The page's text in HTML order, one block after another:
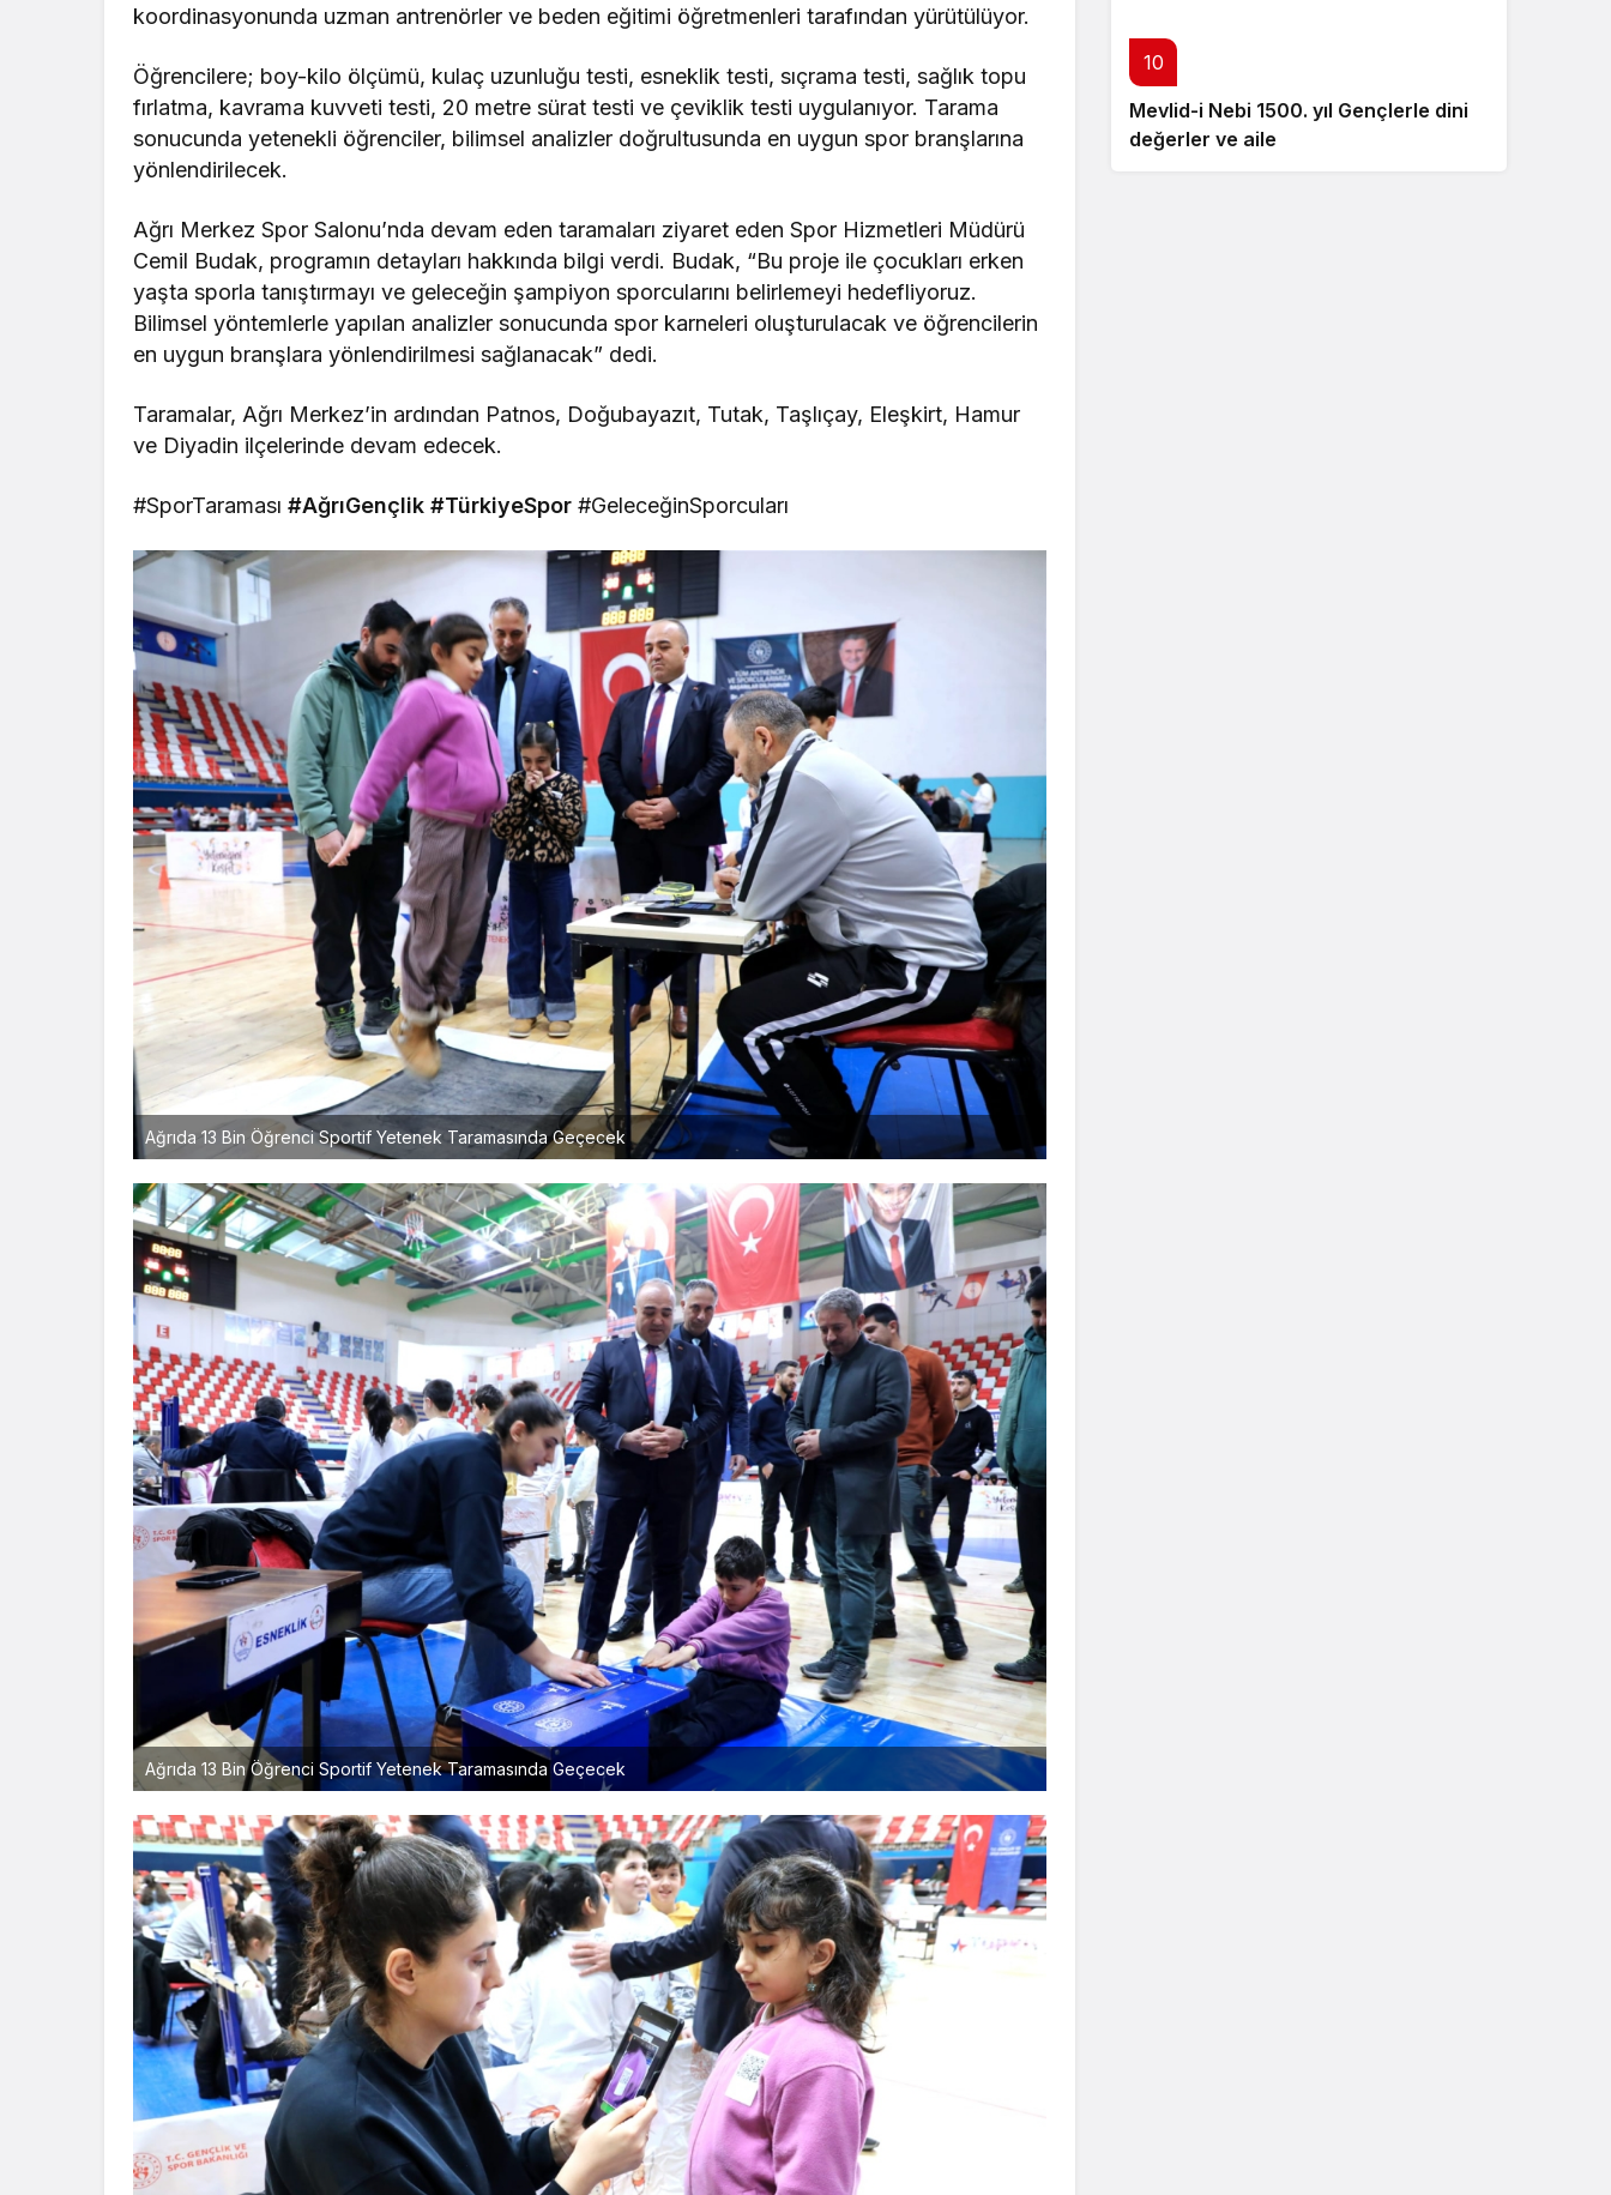
koordinasyonunda uzman antrenörler ve beden eğitimi öğretmenleri tarafından yürütülüyor.
Öğrencilere; boy-kilo ölçümü, kulaç uzunluğu testi, esneklik testi, sıçrama testi, sağlık topu
fırlatma, kavrama kuvveti testi, 20 metre sürat testi ve çeviklik testi uygulanıyor. Tarama
sonucunda yetenekli öğrenciler, bilimsel analizler doğrultusunda en uygun spor branşlarına
yönlendirilecek.
Ağrı Merkez Spor Salonu’nda devam eden taramaları ziyaret eden Spor Hizmetleri Müdürü
Cemil Budak, programın detayları hakkında bilgi verdi. Budak, “Bu proje ile çocukları erken
yaşta sporla tanıştırmayı ve geleceğin şampiyon sporcularını belirlemeyi hedefliyoruz.
Bilimsel yöntemlerle yapılan analizler sonucunda spor karneleri oluşturulacak ve öğrencilerin
en uygun branşlara yönlendirilmesi sağlanacak” dedi.
Taramalar, Ağrı Merkez’in ardından Patnos, Doğubayazıt, Tutak, Taşlıçay, Eleşkirt, Hamur
ve Diyadin ilçelerinde devam edecek.
#SporTaraması#AğrıGençlik #TürkiyeSpor #GeleceğinSporcuları
Ağrıda 13 Bin Öğrenci Sportif Yetenek Taramasında Geçecek
Ağrıda 13 Bin Öğrenci Sportif Yetenek Taramasında Geçecek
10
Mevlid-i Nebi 1500. yıl Gençlerle dini
değerler ve aile